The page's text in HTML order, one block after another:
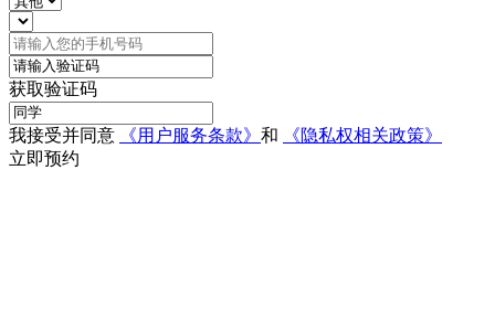
获取验证码
我接受并同意 《用户服务条款》 和
《隐私权相关政策》
立即预约